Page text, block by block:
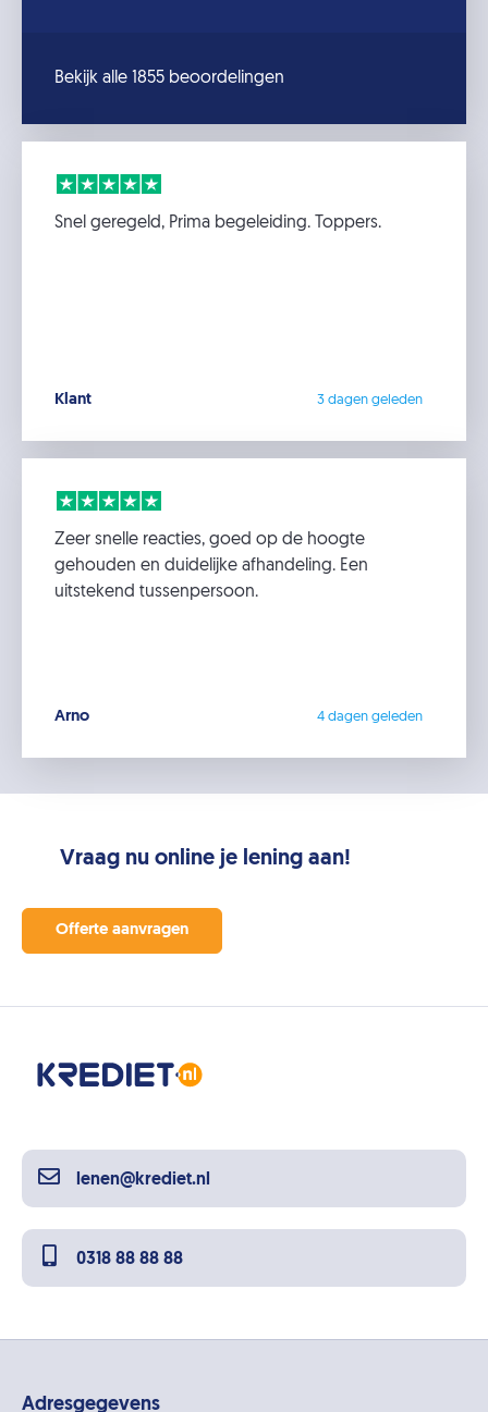
Bekijk alle 1855 beoordelingen
Snel geregeld, Prima begeleiding. Toppers.
Klant 3 dagen geleden
Zeer snelle reacties, goed op de hoogte
gehouden en duidelijke afhandeling. Een
uitstekend tussenpersoon.
Arno 4 dagen geleden
Vraag nu online je lening aan!
Offerte aanvragen
lenen@krediet.nl
0318 88 88 88
Adresgegevens